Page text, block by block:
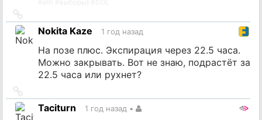
на
источник
Nokita Kaze 1 год назад
На позе плюс. Экспирация через 22.5 часа.
Можно закрывать. Вот не знаю, подрастёт за
22.5 часа или рухнет?
на
источник
Taciturn 1 год назад •